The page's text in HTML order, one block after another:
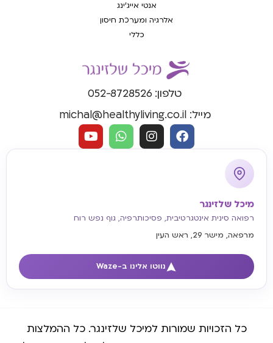
טלפון: 052-8728526
מייל: michal@healthyliving.co.il
מיכל שלזינגר
רפואה סינית אינטגרטיבית, פסיכותרפיה, גוף נפש רוח
מרפאה, מישר 29, ראש העין
נווטו אלינו ב-Waze
אנטי אייג'ינג
אלרגיה ומערכת חיסון
כללי
כל הזכויות שמורות למיכל שלזינגר. כל ההמלצות